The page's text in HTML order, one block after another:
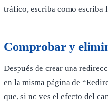
tráfico, escriba como escriba
Comprobar y
Después de crear una
en la misma página de
que, si no ves el efecto del